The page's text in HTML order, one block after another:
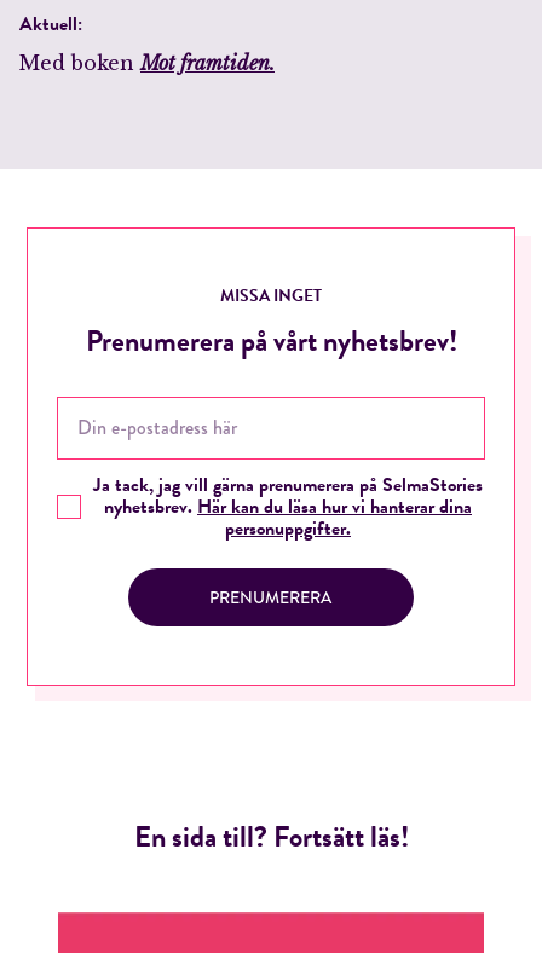
Aktuell:
Med bokenMot framtiden.
MISSA INGET
Prenumerera på vårt nyhetsbrev!
Ja tack, jag vill gärna prenumerera på SelmaStories
nyhetsbrev.Här kan du läsa hur vi hanterar dina
personuppgifter.
PRENUMERERA
En sida till? Fortsätt läs!